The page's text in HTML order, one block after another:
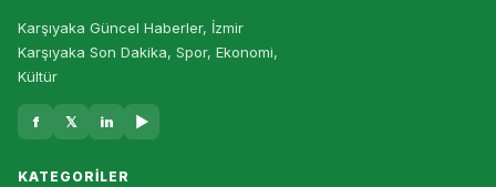
Karşıyaka Güncel Haberler, İzmir
Karşıyaka Son Dakika, Spor, Ekonomi,
Kültür
f 𝕏 in ▶
KATEGORILER